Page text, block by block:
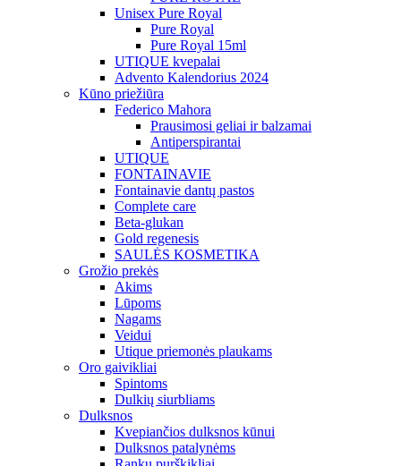
Unisex Pure Royal
Pure Royal
Pure Royal 15ml
UTIQUE kvepalai
Advento Kalendorius 2024
Kūno priežiūra
Federico Mahora
Prausimosi geliai ir balzamai
Antiperspirantai
UTIQUE
FONTAINAVIE
Fontainavie dantų pastos
Complete care
Beta-glukan
Gold regenesis
SAULĖS KOSMETIKA
Grožio prekės
Akims
Lūpoms
Nagams
Veidui
Utique priemonės plaukams
Oro gaivikliai
Spintoms
Dulkių siurbliams
Dulksnos
Kvepiančios dulksnos kūnui
Dulksnos patalynėms